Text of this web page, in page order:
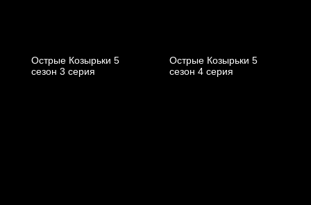
Острые Козырьки 5
cезон 3 cерия
Острые Козырьки 5
cезон 4 cерия